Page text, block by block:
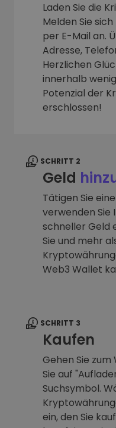
Laden Sie die
Melden Sie
per E-Mail an.
Adresse,
Herzlichen
innerhalb
Potenzial der
erschlossen!
SCHRITT 2
Geld
Tätigen Sie
verwenden Sie
schneller Geld
Sie und mehr
Web3 Wallet
SCHRITT 3
Kaufen
Gehen Sie
Sie auf
Suchsymbol.
ein, den Sie